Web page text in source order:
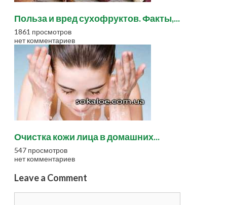
Польза и вред сухофруктов. Факты,...
1861 просмотров
нет комментариев
Очистка кожи лица в домашних...
547 просмотров
нет комментариев
Leave a Comment